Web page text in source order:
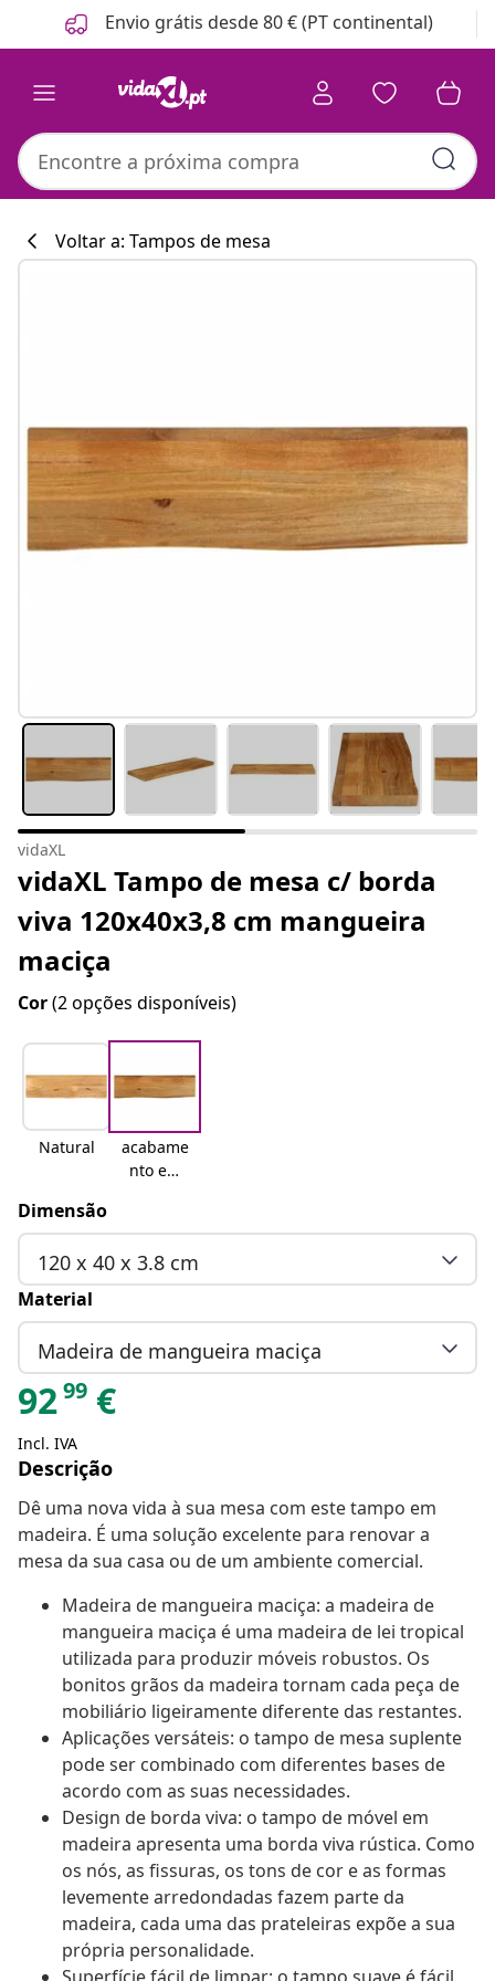
Anterior
Seguinte Envio grátis desde 80 € (PT continental)
Voltar a: Tampos de mesa
vidaXL
vidaXL Tampo de mesa c/ borda
viva 120x40x3,8 cm mangueira
maciça
Cor(2 opções disponíveis)
Natural
acabame
nto em
Dimensão
120 x 40 x 3.8 cm
Material
Madeira de mangueira maciça
9299 €
Incl. IVA
Descrição
Dê uma nova vida à sua mesa com este tampo em
madeira. É uma solução excelente para renovar a
mesa da sua casa ou de um ambiente comercial.
Madeira de mangueira maciça: a madeira de
mangueira maciça é uma madeira de lei tropical
utilizada para produzir móveis robustos. Os
bonitos grãos da madeira tornam cada peça de
mobiliário ligeiramente diferente das restantes.
Aplicações versáteis: o tampo de mesa suplente
pode ser combinado com diferentes bases de
acordo com as suas necessidades.
Design de borda viva: o tampo de móvel em
madeira apresenta uma borda viva rústica. Como
os nós, as fissuras, os tons de cor e as formas
levemente arredondadas fazem parte da
madeira, cada uma das prateleiras expõe a sua
própria personalidade.